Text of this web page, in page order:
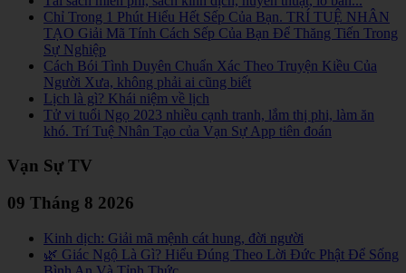
Chỉ Trong 1 Phút Hiểu Hết Sếp Của Bạn. TRÍ TUỆ NHÂN
TẠO Giải Mã Tính Cách Sếp Của Bạn Để Thăng Tiến Trong
Sự Nghiệp
Cách Bói Tình Duyên Chuẩn Xác Theo Truyện Kiều Của
Người Xưa, không phải ai cũng biết
Lịch là gì? Khái niệm về lịch
Tử vi tuổi Ngọ 2023 nhiều cạnh tranh, lắm thị phi, làm ăn
khó. Trí Tuệ Nhân Tạo của Vạn Sự App tiên đoán
Vạn Sự TV
09 Tháng 8 2026
Kinh dịch: Giải mã mệnh cát hung, đời người
🌿 Giác Ngộ Là Gì? Hiểu Đúng Theo Lời Đức Phật Để Sống